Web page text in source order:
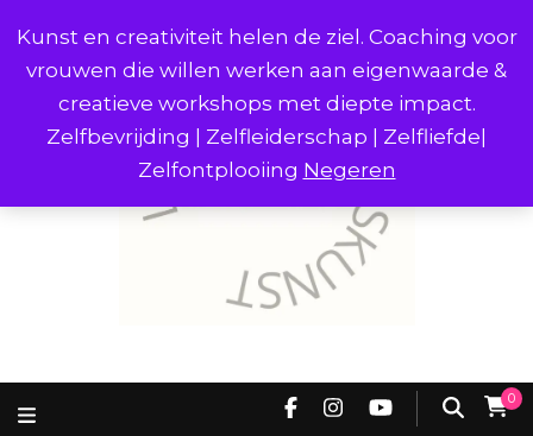
Kunst en creativiteit helen de ziel. Coaching voor
vrouwen die willen werken aan eigenwaarde &
creatieve workshops met diepte impact.
Zelfbevrijding | Zelfleiderschap | Zelfliefde|
Zelfontplooiing Negeren
0